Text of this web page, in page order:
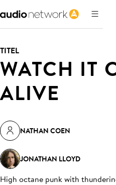
TITEL
WATCH IT
ALIVE
NATHAN COEN
JONATHAN LLOYD
High octane punk with